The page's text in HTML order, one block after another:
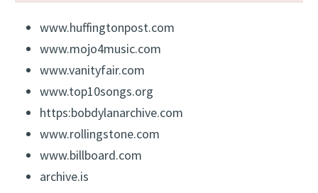
www.huffingtonpost.com
www.mojo4music.com
www.vanityfair.com
www.top10songs.org
https:bobdylanarchive.com
www.rollingstone.com
www.billboard.com
archive.is